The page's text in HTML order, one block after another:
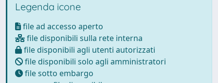
Legenda icone
file ad accesso aperto
file disponibili sulla rete interna
file disponibili agli utenti autorizzati
file disponibili solo agli amministratori
file sotto embargo